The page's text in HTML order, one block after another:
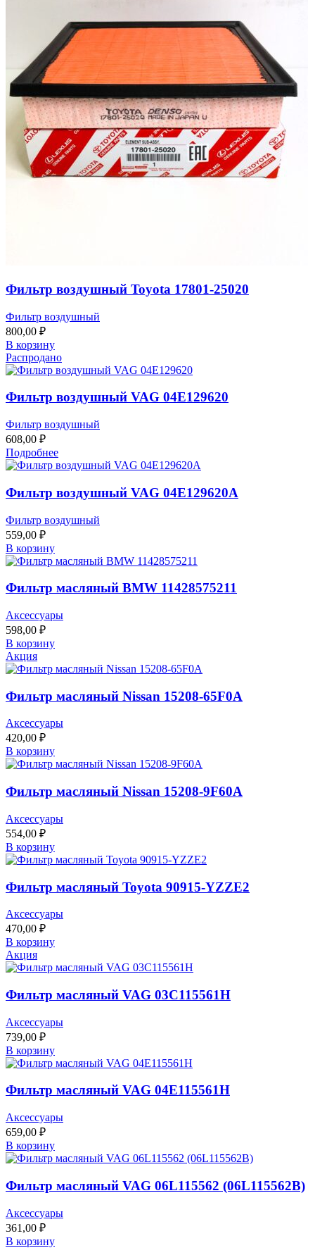
Фильтр воздушный Toyota 17801-25020
Фильтр воздушный
800,00 ₽
В корзину
Распродано
Фильтр воздушный VAG 04E129620
Фильтр воздушный
608,00 ₽
Подробнее
Фильтр воздушный VAG 04E129620A
Фильтр воздушный
559,00 ₽
В корзину
Фильтр масляный BMW 11428575211
Аксессуары
598,00 ₽
В корзину
Акция
Фильтр масляный Nissan 15208-65F0A
Аксессуары
420,00 ₽
В корзину
Фильтр масляный Nissan 15208-9F60A
Аксессуары
554,00 ₽
В корзину
Фильтр масляный Toyota 90915-YZZE2
Аксессуары
470,00 ₽
В корзину
Акция
Фильтр масляный VAG 03C115561H
Аксессуары
739,00 ₽
В корзину
Фильтр масляный VAG 04E115561H
Аксессуары
659,00 ₽
В корзину
Фильтр масляный VAG 06L115562 (06L115562B)
Аксессуары
361,00 ₽
В корзину